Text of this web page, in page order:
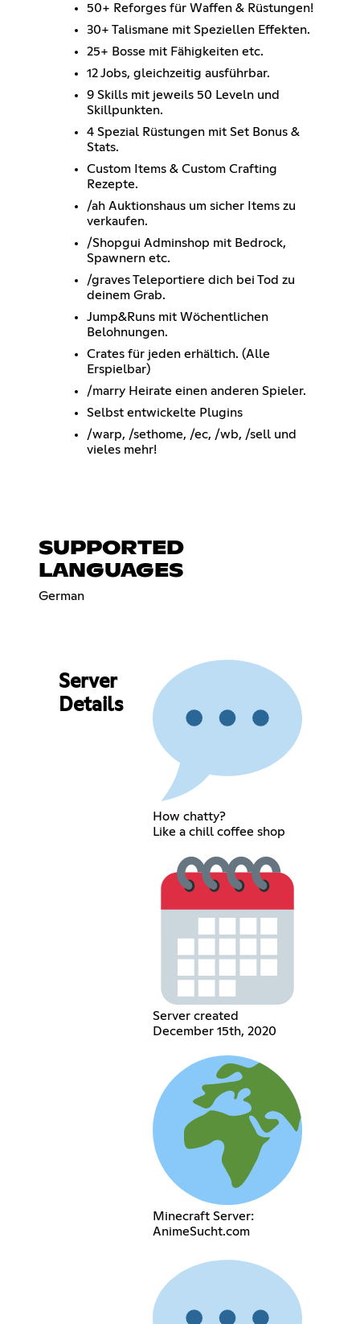
50+ Reforges für Waffen & Rüstungen!
30+ Talismane mit Speziellen Effekten.
25+ Bosse mit Fähigkeiten etc.
12 Jobs, gleichzeitig ausführbar.
9 Skills mit jeweils 50 Leveln und
Skillpunkten.
4 Spezial Rüstungen mit Set Bonus &
Stats.
Custom Items & Custom Crafting
Rezepte.
/ah Auktionshaus um sicher Items zu
verkaufen.
/Shopgui Adminshop mit Bedrock,
Spawnern etc.
/graves Teleportiere dich bei Tod zu
deinem Grab.
Jump&Runs mit Wöchentlichen
Belohnungen.
Crates für jeden erhältich. (Alle
Erspielbar)
/marry Heirate einen anderen Spieler.
Selbst entwickelte Plugins
/warp, /sethome, /ec, /wb, /sell und
vieles mehr!
SUPPORTED
LANGUAGES
German
Server
Details
How chatty?
Like a chill coffee shop
Server created
December 15th, 2020
Minecraft Server:
AnimeSucht.com